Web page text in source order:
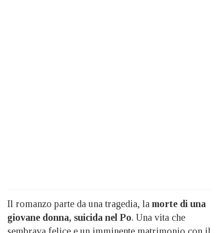
Il romanzo parte da una tragedia, la morte di una
giovane donna, suicida nel Po. Una vita che